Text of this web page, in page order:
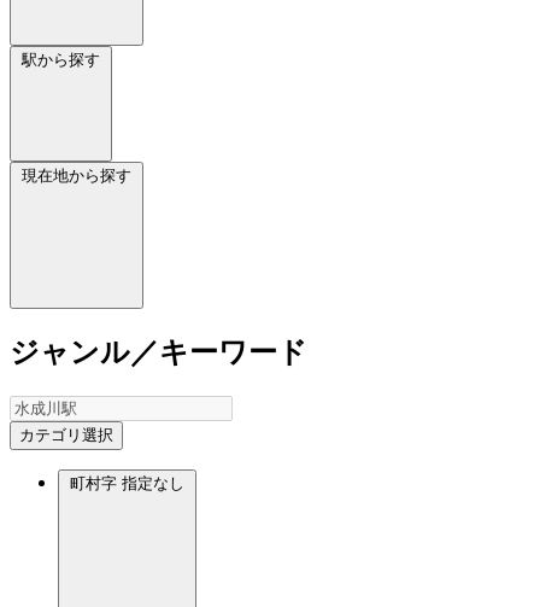
駅から探す
現在地から探す
ジャンル／キーワード
カテゴリ選択
町村字 指定なし